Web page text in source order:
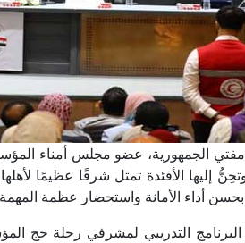
الجمهورية، عضو مجلس أمناء
وتحِنُّ إليها الأفئدة تمثل شرفًا عظيمًا
أداء الأمانة واستحضار عظمة